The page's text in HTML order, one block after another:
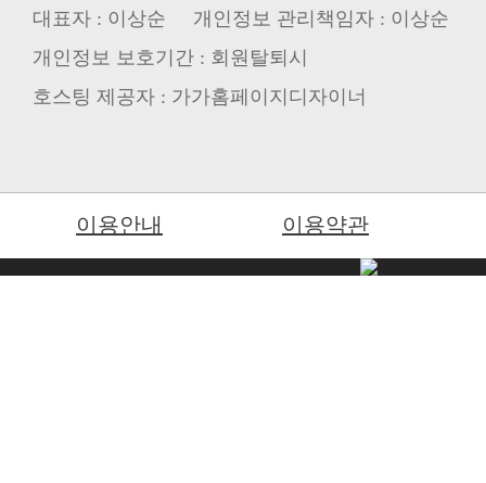
대표자 : 이상순 개인정보 관리책임자 : 이상순
개인정보 보호기간 : 회원탈퇴시
호스팅 제공자 : 가가홈페이지디자이너
이용안내 이용약관